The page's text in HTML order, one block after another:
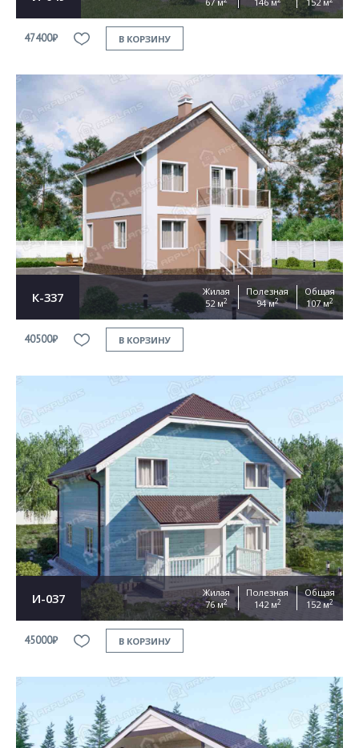
47400₽ В КОРЗИНУ
К-337
Жилая
52 м2
Полезная
94 м2
Общая
107 м2
40500₽ В КОРЗИНУ
И-037
Жилая
76 м2
Полезная
142 м2
Общая
152 м2
45000₽ В КОРЗИНУ